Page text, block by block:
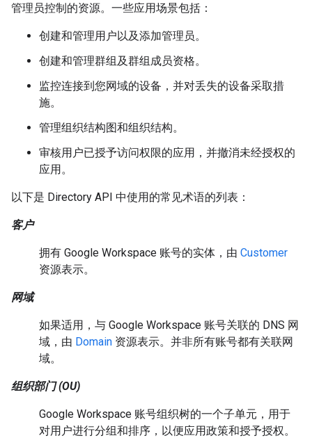
管理员控制的资源。一些应用场景包括：
创建和管理用户以及添加管理员。
创建和管理群组及群组成员资格。
监控连接到您网域的设备，并对丢失的设备采取措
施。
管理组织结构图和组织结构。
审核用户已授予访问权限的应用，并撤消未经授权的
应用。
以下是 Directory API 中使用的常见术语的列表：
客户
拥有 Google Workspace 账号的实体，由 Customer
资源表示。
网域
如果适用，与 Google Workspace 账号关联的 DNS 网
域，由 Domain 资源表示。并非所有账号都有关联网
域。
组织部门 (OU)
Google Workspace 账号组织树的一个子单元，用于
对用户进行分组和排序，以便应用政策和授予授权。